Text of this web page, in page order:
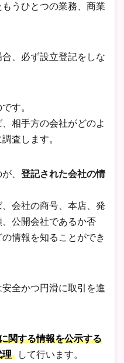
もうひとつの業務、商業
、必ず設立登記をしな
す。
相手方の会社がどのよ
査します。
、 登記された会社の情
会社の商号、本店、発
公開会社であるか否
情報を知ることができ
全かつ円滑に取引を進
関する情報を公示する
理
して行います。